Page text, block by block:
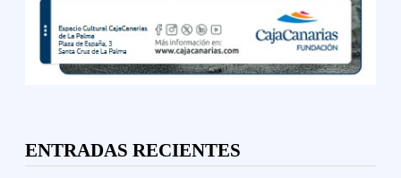
ENTRADAS RECIENTES